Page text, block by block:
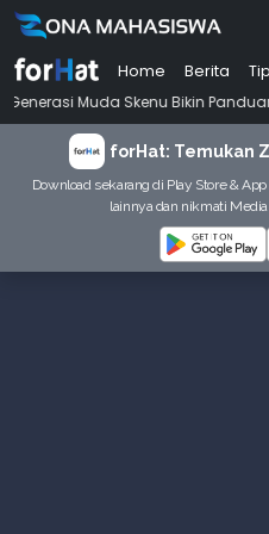
Home Berita
Skenu Bikin Panduan Salat
forHat: Temukan
Download sekarang di Play Store &
lainnya dan nikmati